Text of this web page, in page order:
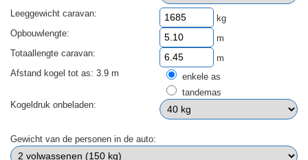
Leeggewicht caravan:
kg
Opbouwlengte:
m
Totaallengte caravan:
m
Afstand kogel tot as: 3.9 m
enkele as
tandemas
Kogeldruk onbeladen:
Gewicht van de personen in de auto: